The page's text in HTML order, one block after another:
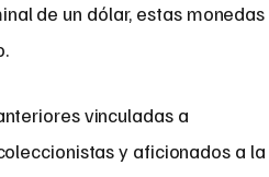
de un dólar, estas monedas
vinculadas a
y aficionados a la